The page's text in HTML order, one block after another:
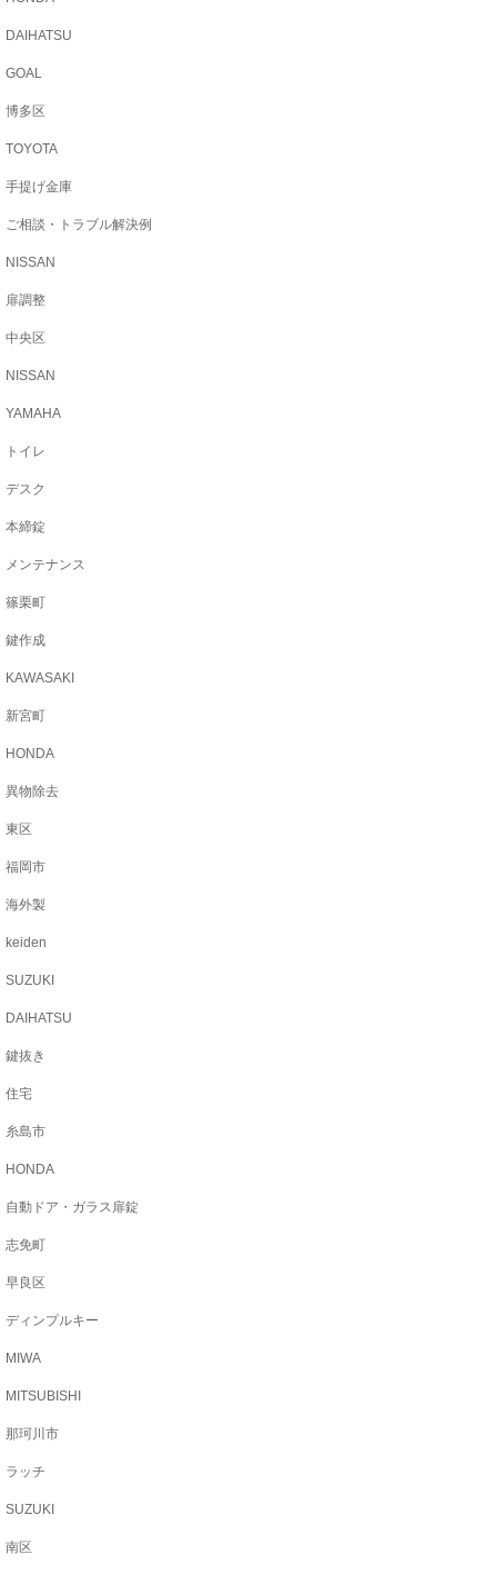
DAIHATSU
GOAL
博多区
TOYOTA
手提げ金庫
ご相談・トラブル解決例
NISSAN
扉調整
中央区
NISSAN
YAMAHA
トイレ
デスク
本締錠
メンテナンス
篠栗町
鍵作成
KAWASAKI
新宮町
HONDA
異物除去
東区
福岡市
海外製
keiden
SUZUKI
DAIHATSU
鍵抜き
住宅
糸島市
HONDA
自動ドア・ガラス扉錠
志免町
早良区
ディンプルキー
MIWA
MITSUBISHI
那珂川市
ラッチ
SUZUKI
南区